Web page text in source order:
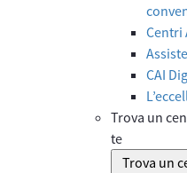
Centri
CAI
Trova un
te
Trova un